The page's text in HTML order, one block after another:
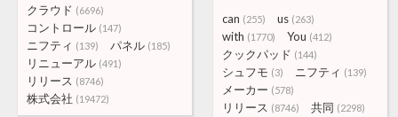
クラウド (6696)
コントロール (147)
ニフティ (139) パネル (185)
リニューアル (491)
リリース (8746)
株式会社 (19472)
can (255) us (263)
with (1770) You (412)
クックパッド (144)
シュフモ (3) ニフティ (139)
メーカー (578)
リリース (8746) 共同 (2298)